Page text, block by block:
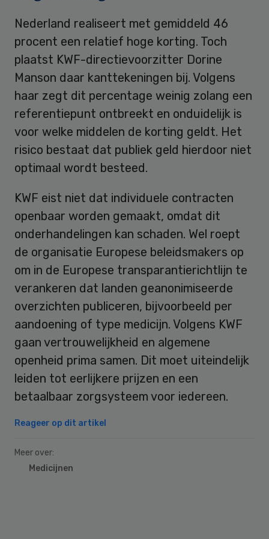
Nederland realiseert met gemiddeld 46
procent een relatief hoge korting. Toch
plaatst KWF-directievoorzitter Dorine
Manson daar kanttekeningen bij. Volgens
haar zegt dit percentage weinig zolang een
referentiepunt ontbreekt en onduidelijk is
voor welke middelen de korting geldt. Het
risico bestaat dat publiek geld hierdoor niet
optimaal wordt besteed.
KWF eist niet dat individuele contracten
openbaar worden gemaakt, omdat dit
onderhandelingen kan schaden. Wel roept
de organisatie Europese beleidsmakers op
om in de Europese transparantierichtlijn te
verankeren dat landen geanonimiseerde
overzichten publiceren, bijvoorbeeld per
aandoening of type medicijn. Volgens KWF
gaan vertrouwelijkheid en algemene
openheid prima samen. Dit moet uiteindelijk
leiden tot eerlijkere prijzen en een
betaalbaar zorgsysteem voor iedereen.
Reageer op dit artikel
Meer over:
Medicijnen